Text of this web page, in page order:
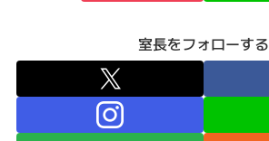
室長をフォローする